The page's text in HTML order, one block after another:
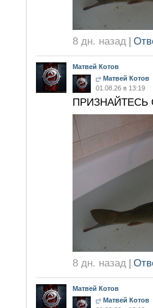
8 дн. назад |
Матвей Котов
Матвей Котов
01.08.26 в 13:19
8 дн. назад |
Матвей Котов
Матвей Котов